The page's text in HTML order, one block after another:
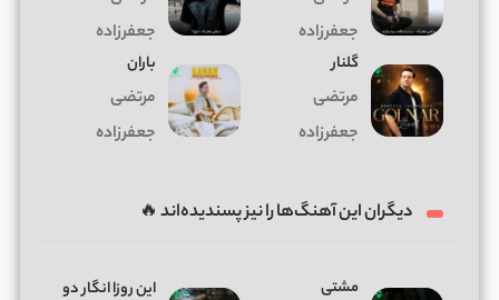
جعفرزاده
جعفرزاده
گلنار
مرتضی
جعفرزاده
باران
مرتضی
جعفرزاده
دیگران این آهنگ‌ها را نیز پسندیده‌اند 🔥
مشتی
این روزا انگار دو